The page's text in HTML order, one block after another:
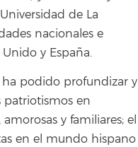
de La
nacionales e
y España.
ha podido profundizar y
patriotismos en
y familiares; el
en el mundo hispano